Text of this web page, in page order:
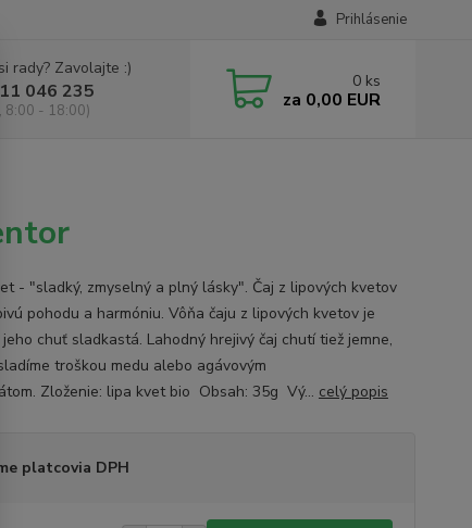
Prihlásenie
rady? Zavolajte :)
046 235
8:00 - 18:00)
0 ks
za 0,00 EUR
- "sladký, zmyselný a plný lásky". Čaj z lipových kvetov
pohodu a harmóniu. Vôňa čaju z lipových kvetov je
jeho chuť sladkastá. Lahodný hrejivý čaj chutí tiež jemne,
troškou medu alebo agávovým
Zloženie: lipa kvet bio Obsah: 35g Vý... celý popis
platcovia DPH